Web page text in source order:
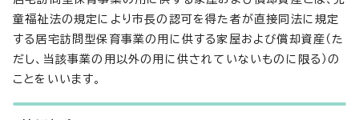
童福祉法の規定により市長の認可を得た者が直接同法に規定
する居宅訪問型保育事業の用に供する家屋および償却資産（た
だし、当該事業の用以外の用に供されていないものに限る）の
ことをいいます。